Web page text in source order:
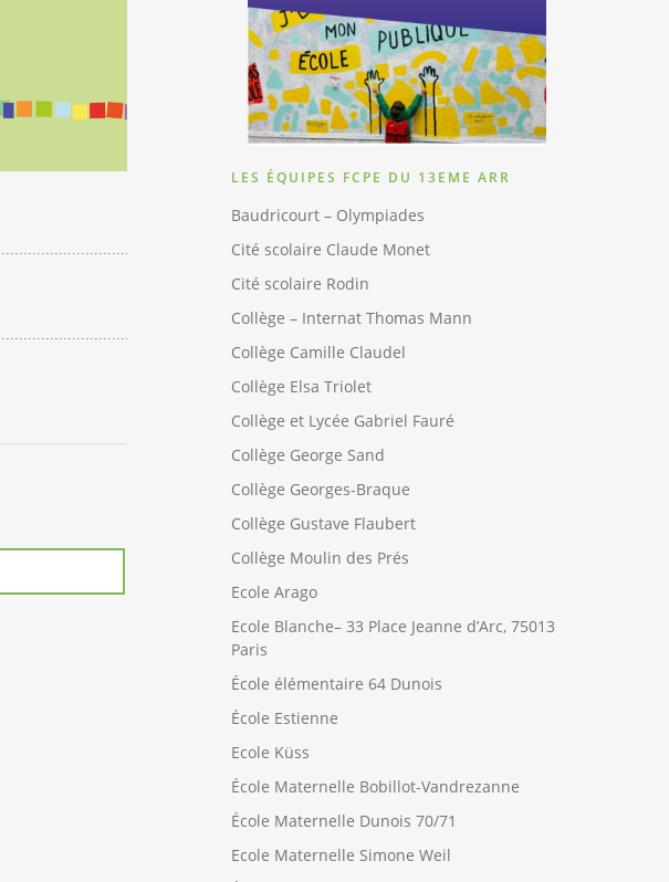
LES ÉQUIPES FCPE DU 13EME ARR
Baudricourt – Olympiades
Cité scolaire Claude Monet
Cité scolaire Rodin
Collège – Internat Thomas Mann
Collège Camille Claudel
Collège Elsa Triolet
Collège et Lycée Gabriel Fauré
Collège George Sand
Collège Georges-Braque
Collège Gustave Flaubert
Collège Moulin des Prés
Ecole Arago
Ecole Blanche– 33 Place Jeanne d’Arc, 75013
Paris
École élémentaire 64 Dunois
École Estienne
Ecole Küss
École Maternelle Bobillot-Vandrezanne
École Maternelle Dunois 70/71
Ecole Maternelle Simone Weil